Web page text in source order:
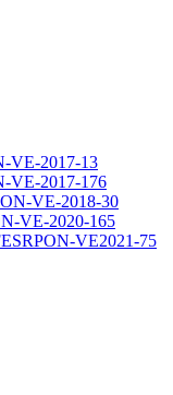
VE-2017-13
VE-2017-176
VE-2018-30
VE-2020-165
VE2021-75